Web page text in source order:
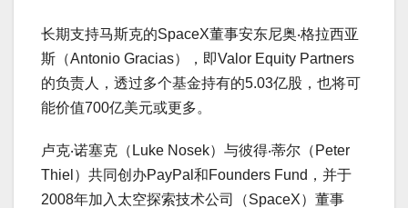
长期支持马斯克的SpaceX董事安东尼奥‧格拉西亚
斯（Antonio Gracias），即Valor Equity Partners
的负责人，透过多个基金持有的5.03亿股，也将可
能价值700亿美元或更多。
卢克‧诺塞克（Luke Nosek）与彼得‧蒂尔（Peter
Thiel）共同创办PayPal和Founders Fund，并于
2008年加入太空探索技术公司（SpaceX）董事